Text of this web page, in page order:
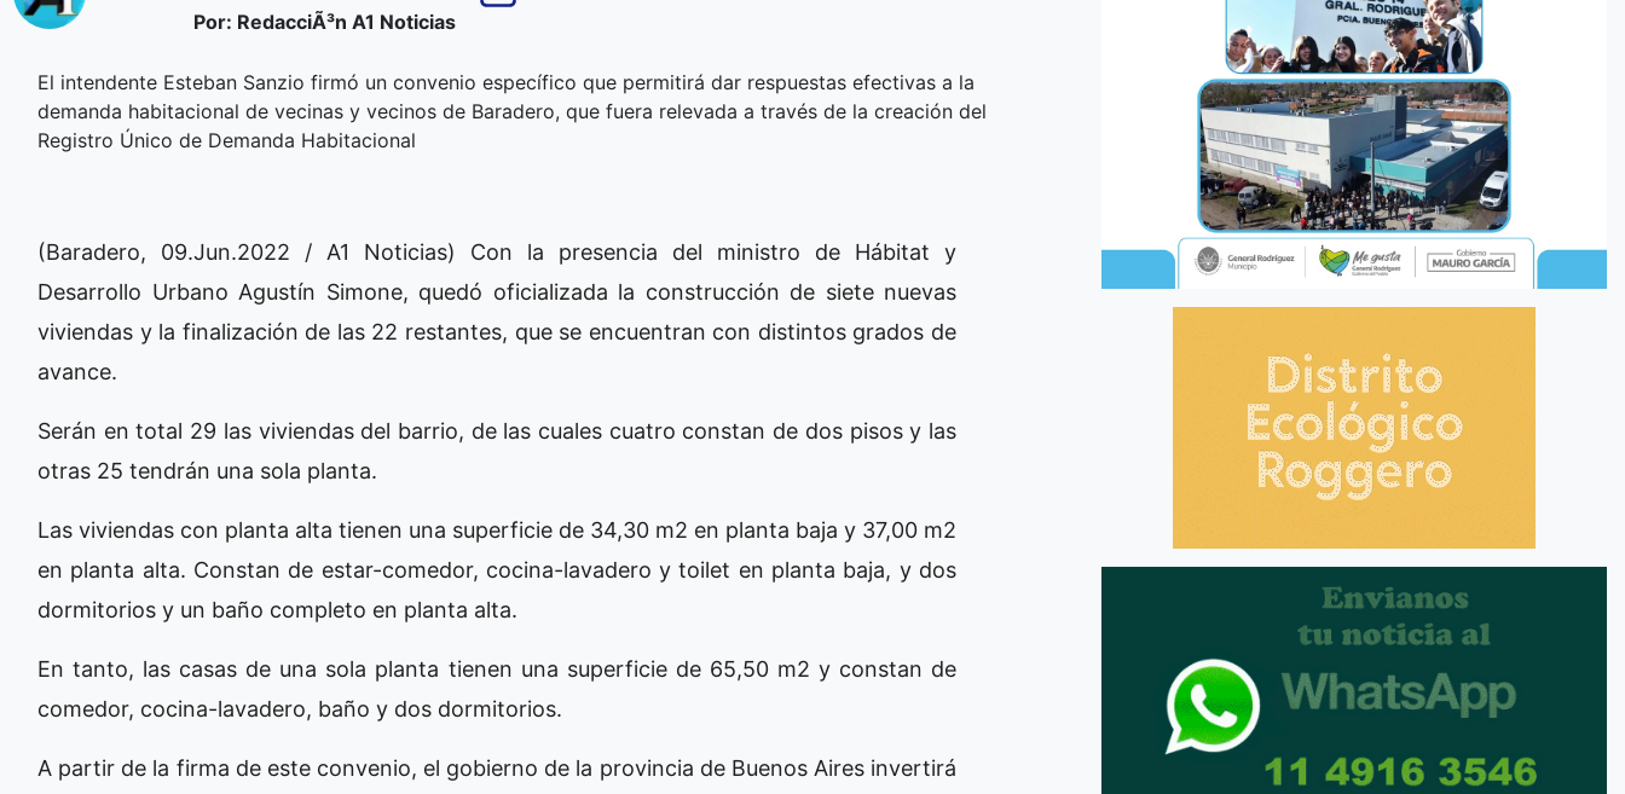
Por: RedacciÃ³n A1 Noticias
El intendente Esteban Sanzio firmó un convenio específico que permitirá dar respuestas efectivas a la
demanda habitacional de vecinas y vecinos de Baradero, que fuera relevada a través de la creación del
Registro Único de Demanda Habitacional
(Baradero, 09.Jun.2022 / A1 Noticias) Con la presencia del ministro de Hábitat y
Desarrollo Urbano Agustín Simone, quedó oficializada la construcción de siete nuevas
viviendas y la finalización de las 22 restantes, que se encuentran con distintos grados de
avance.
Serán en total 29 las viviendas del barrio, de las cuales cuatro constan de dos pisos y las
otras 25 tendrán una sola planta.
Las viviendas con planta alta tienen una superficie de 34,30 m2 en planta baja y 37,00 m2
en planta alta. Constan de estar-comedor, cocina-lavadero y toilet en planta baja, y dos
dormitorios y un baño completo en planta alta.
En tanto, las casas de una sola planta tienen una superficie de 65,50 m2 y constan de
comedor, cocina-lavadero, baño y dos dormitorios.
A partir de la firma de este convenio, el gobierno de la provincia de Buenos Aires invertirá